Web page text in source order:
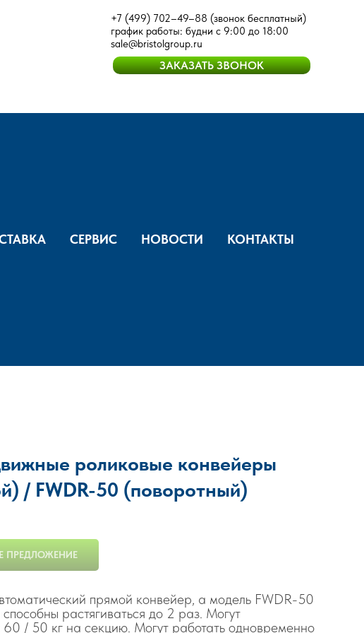
+7 (499) 702–49–88 (звонок бесплатный)
график работы: будни с 9:00 до 18:00
sale@bristolgroup.ru
ЗАКАЗАТЬ ЗВОНОК
СЕРВИС НОВОСТИ КОНТАКТЫ
роликовые конвейеры
/ FWDR-50 (поворотный)
ПРЕДЛОЖЕНИЕ
прямой конвейер, а модель FWDR-50
растягиваться до 2 раз. Могут
60 / 50 кг на секцию. Могут работать одновременно